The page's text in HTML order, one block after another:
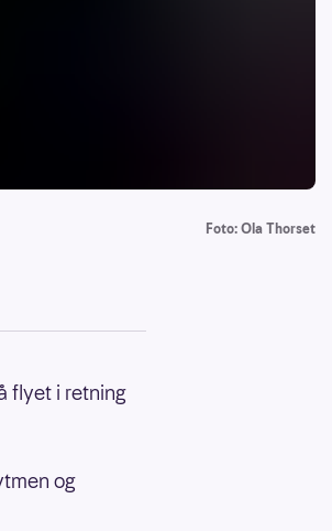
Foto: Ola Thorset
flyet i retning
og